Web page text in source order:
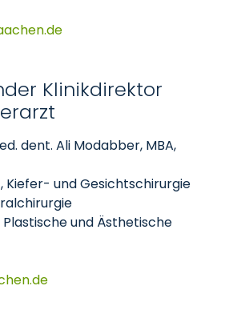
de
Klinikdirektor
dent. Ali Modabber, MBA,
Kiefer- und Gesichtschirurgie
und Ästhetische
de